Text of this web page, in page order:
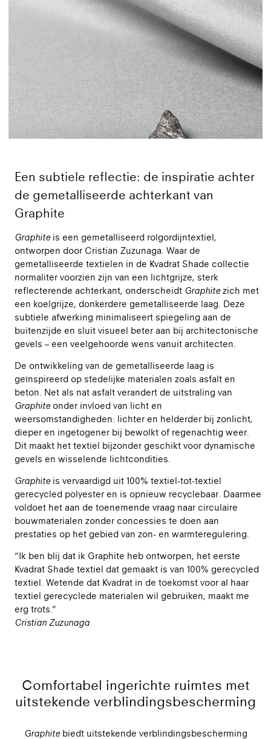
Een subtiele reflectie: de inspiratie achter
de gemetalliseerde achterkant van
Graphite
Graphiteis een gemetalliseerd rolgordijntextiel,
ontworpen door Cristian Zuzunaga. Waar de
gemetalliseerde textielen in de Kvadrat Shade collectie
normaliter voorzien zijn van een lichtgrijze, sterk
reflecterende achterkant, onderscheidt Graphitezich met
een koelgrijze, donkerdere gemetalliseerde laag. Deze
subtiele afwerking minimaliseert spiegeling aan de
buitenzijde en sluit visueel beter aan bij architectonische
gevels – een veelgehoorde wens vanuit architecten.
De ontwikkeling van de gemetalliseerde laag is
geïnspireerd op stedelijke materialen zoals asfalt en
beton. Net als nat asfalt verandert de uitstraling van
Graphiteonder invloed van licht en
weersomstandigheden: lichter en helderder bij zonlicht,
dieper en ingetogener bij bewolkt of regenachtig weer.
Dit maakt het textiel bijzonder geschikt voor dynamische
gevels en wisselende lichtcondities.
Graphiteis vervaardigd uit 100% textiel-tot-textiel
gerecycled polyester en is opnieuw recyclebaar. Daarmee
voldoet het aan de toenemende vraag naar circulaire
bouwmaterialen zonder concessies te doen aan
prestaties op het gebied van zon- en warmteregulering.
“Ik ben blij dat ik Graphite heb ontworpen, het eerste
Kvadrat Shade textiel dat gemaakt is van 100% gerecycled
textiel. Wetende dat Kvadrat in de toekomst voor al haar
textiel gerecyclede materialen wil gebruiken, maakt me
erg trots.”
Cristian Zuzunaga
Comfortabel ingerichte ruimtes met
uitstekende verblindingsbescherming
Graphitebiedt uitstekende verblindingsbescherming